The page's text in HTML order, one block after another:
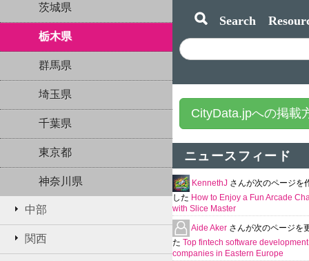
茨城県
栃木県
群馬県
埼玉県
千葉県
東京都
神奈川県
中部
関西
Search
CityData.jpへの掲載
ニュースフィード
KennethJ さんが次のページを
した How to Enjoy a Fun Arcade
with Slice Master
Aide Aker さんが次のページを
た Top fintech software development
companies in Eastern Europe